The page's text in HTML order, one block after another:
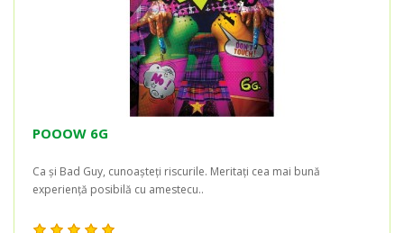
POOOW 6G
Ca și Bad Guy, cunoașteți riscurile. Meritați cea mai bună
experiență posibilă cu amestecu..